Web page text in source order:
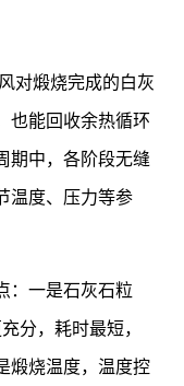
对煅烧完成的白灰
也能回收余热循环
期中，各阶段无缝
温度、压力等参
：一是石灰石粒
分，耗时最短，
煅烧温度，温度控